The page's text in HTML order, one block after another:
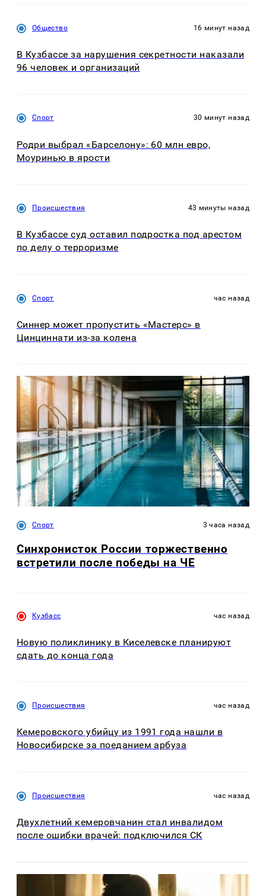
Общество 16 минут назад
В Кузбассе за нарушения секретности наказали
96 человек и организаций
Спорт 30 минут назад
Родри выбрал «Барселону»: 60 млн евро,
Моуринью в ярости
Происшествия 43 минуты назад
В Кузбассе суд оставил подростка под арестом
по делу о терроризме
Спорт час назад
Синнер может пропустить «Мастерс» в
Цинциннати из-за колена
Спорт 3 часа назад
Синхронисток России торжественно
встретили после победы на ЧЕ
Кузбасс час назад
Новую поликлинику в Киселевске планируют
сдать до конца года
Происшествия час назад
Кемеровского убийцу из 1991 года нашли в
Новосибирске за поеданием арбуза
Происшествия час назад
Двухлетний кемеровчанин стал инвалидом
после ошибки врачей: подключился СК